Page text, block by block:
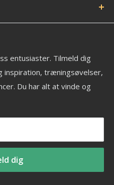
entusiaster. Tilmeld dig
inspiration, træningsøvelser,
Du har alt at vinde og
dig